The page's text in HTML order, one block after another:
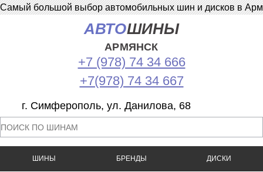
Самый большой выбор автомобильных шин и дисков в
АВТОШИНЫ
АРМЯНСК
+7 (978) 74 34 666
+7(978) 74 34 667
г. Симферополь, ул. Данилова, 68
ШИНЫ БРЕНДЫ ДИСКИ